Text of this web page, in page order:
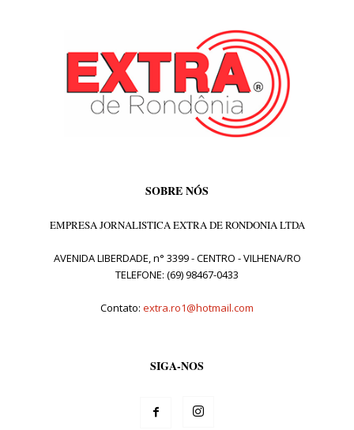
SOBRE NÓS
EMPRESA JORNALISTICA EXTRA DE RONDONIA LTDA
AVENIDA LIBERDADE, n° 3399 - CENTRO - VILHENA/RO
TELEFONE: (69) 98467-0433
Contato: extra.ro1@hotmail.com
SIGA-NOS